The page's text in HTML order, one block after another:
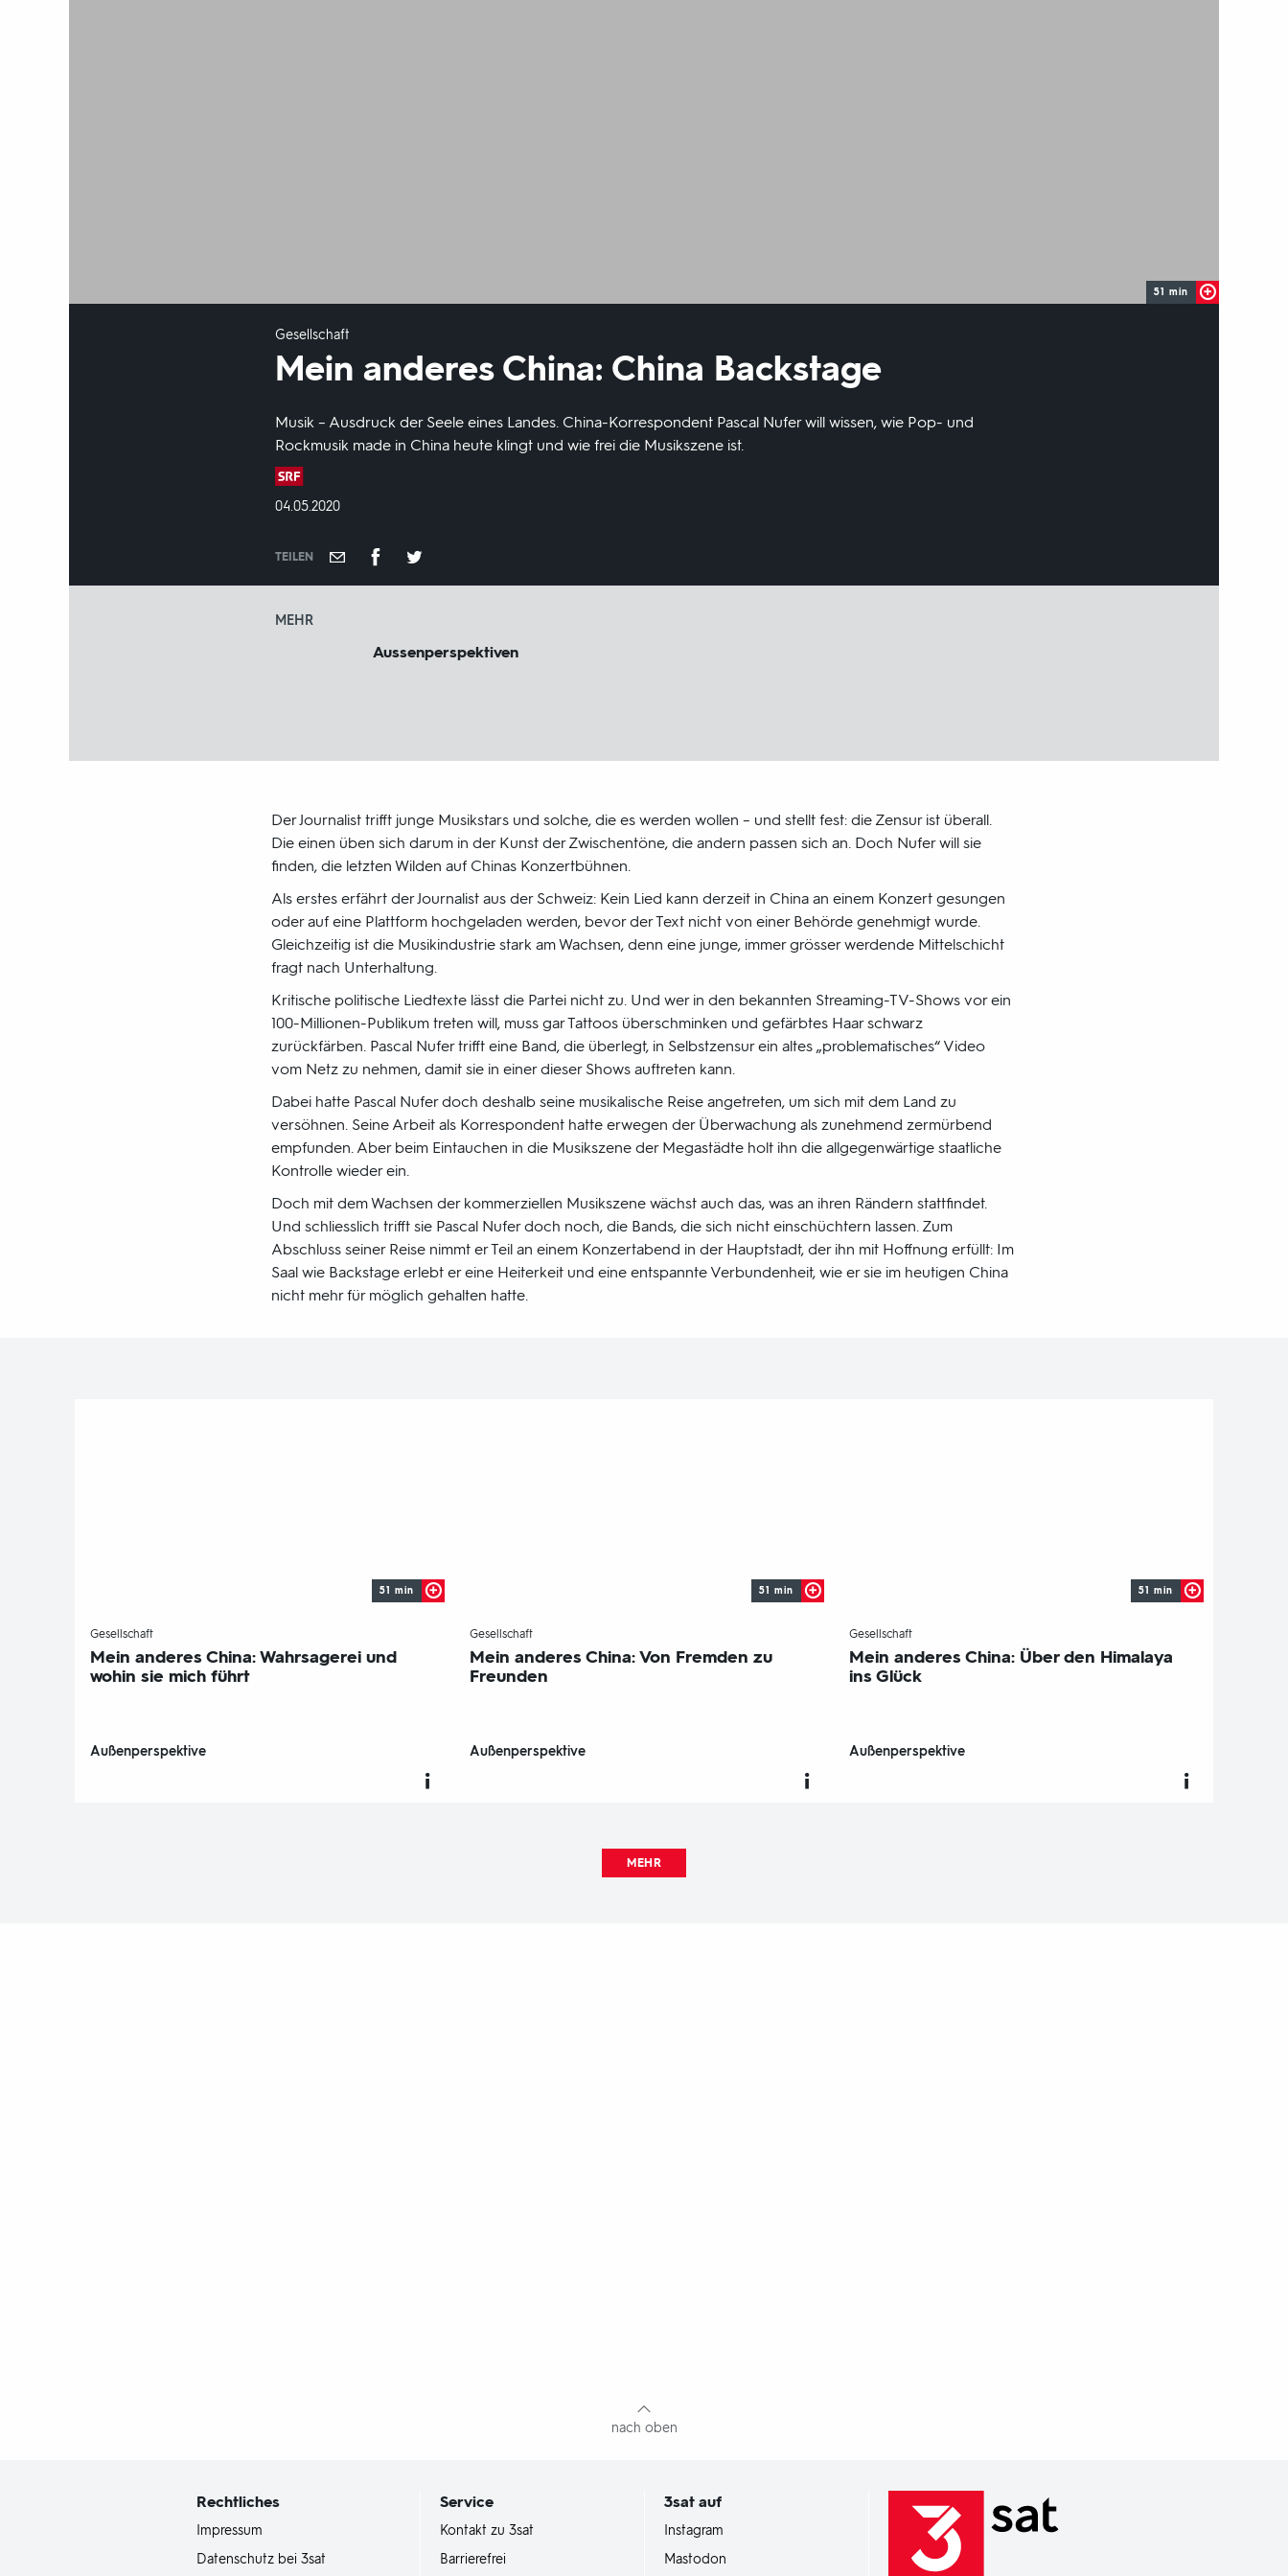
51 min
Gesellschaft
Mein anderes China: China Backstage
Musik – Ausdruck der Seele eines Landes. China-Korrespondent Pascal Nufer will wissen, wie Pop- und
Rockmusik made in China heute klingt und wie frei die Musikszene ist.
Produktionsland
und
DATUM:
04.05.2020
TEILEN
MEHR
Aussenperspektiven
Der Journalist trifft junge Musikstars und solche, die es werden wollen – und stellt fest: die Zensur ist überall.
Die einen üben sich darum in der Kunst der Zwischentöne, die andern passen sich an. Doch Nufer will sie
finden, die letzten Wilden auf Chinas Konzertbühnen.
Als erstes erfährt der Journalist aus der Schweiz: Kein Lied kann derzeit in China an einem Konzert gesungen
oder auf eine Plattform hochgeladen werden, bevor der Text nicht von einer Behörde genehmigt wurde.
Gleichzeitig ist die Musikindustrie stark am Wachsen, denn eine junge, immer grösser werdende Mittelschicht
fragt nach Unterhaltung.
Kritische politische Liedtexte lässt die Partei nicht zu. Und wer in den bekannten Streaming-TV-Shows vor ein
100-Millionen-Publikum treten will, muss gar Tattoos überschminken und gefärbtes Haar schwarz
zurückfärben. Pascal Nufer trifft eine Band, die überlegt, in Selbstzensur ein altes „problematisches“ Video
vom Netz zu nehmen, damit sie in einer dieser Shows auftreten kann.
Dabei hatte Pascal Nufer doch deshalb seine musikalische Reise angetreten, um sich mit dem Land zu
versöhnen. Seine Arbeit als Korrespondent hatte erwegen der Überwachung als zunehmend zermürbend
empfunden. Aber beim Eintauchen in die Musikszene der Megastädte holt ihn die allgegenwärtige staatliche
Kontrolle wieder ein.
Doch mit dem Wachsen der kommerziellen Musikszene wächst auch das, was an ihren Rändern stattfindet.
Und schliesslich trifft sie Pascal Nufer doch noch, die Bands, die sich nicht einschüchtern lassen. Zum
Abschluss seiner Reise nimmt er Teil an einem Konzertabend in der Hauptstadt, der ihn mit Hoffnung erfüllt: Im
Saal wie Backstage erlebt er eine Heiterkeit und eine entspannte Verbundenheit, wie er sie im heutigen China
nicht mehr für möglich gehalten hatte.
Gesellschaft-
Mein anderes China: Wahrsagerei und
wohin sie mich führt
Außenperspektive
51 min
Gesellschaft-
Mein anderes China: Von Fremden zu
Freunden
Außenperspektive
51 min
Gesellschaft-
Mein anderes China: Über den Himalaya
ins Glück
Außenperspektive
51 min
MEHR
nach oben
Rechtliches
Impressum
Datenschutz bei 3sat
Service
Kontakt zu 3sat
Barrierefrei
3sat auf
Instagram
Mastodon